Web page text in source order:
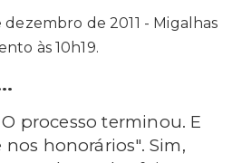
dezembro de 2011 - Migalhas
às 10h19.
processo terminou. E
honorários". Sim,